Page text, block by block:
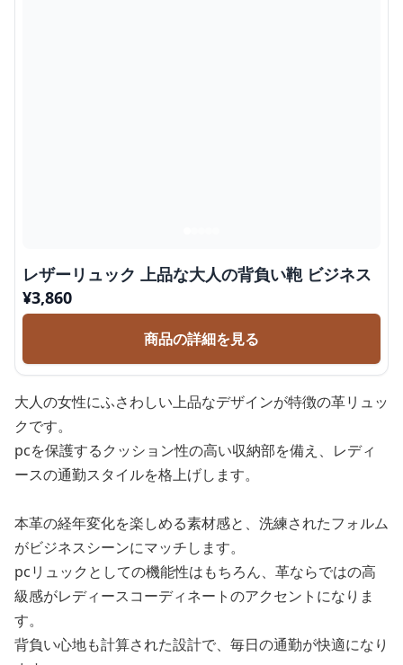
レザーリュック 上品な大人の背負い鞄 ビジネス
¥3,860
商品の詳細を見る
大人の女性にふさわしい上品なデザインが特徴の革リュッ
クです。
pcを保護するクッション性の高い収納部を備え、レディ
ースの通勤スタイルを格上げします。
本革の経年変化を楽しめる素材感と、洗練されたフォルム
がビジネスシーンにマッチします。
pcリュックとしての機能性はもちろん、革ならではの高
級感がレディースコーディネートのアクセントになりま
す。
背負い心地も計算された設計で、毎日の通勤が快適になり